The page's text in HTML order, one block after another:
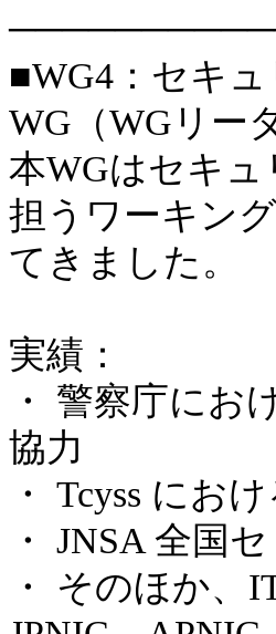
■WG4：セキ
WG（WGリー
本WGはセキ
担うワーキン
てきました。
実績：
・ 警察庁にお
協力
・ Tcyss にお
・ JNSA 全国
・ そのほか、